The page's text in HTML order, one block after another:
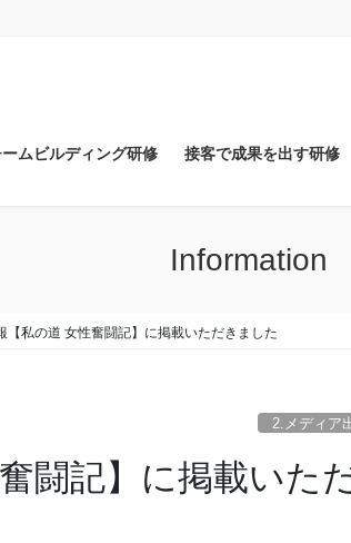
ムビルディング研修 接客で成果を出す研修
Information
【私の道 女性奮闘記】に掲載いただきました
2.メディア
闘記】に掲載いた